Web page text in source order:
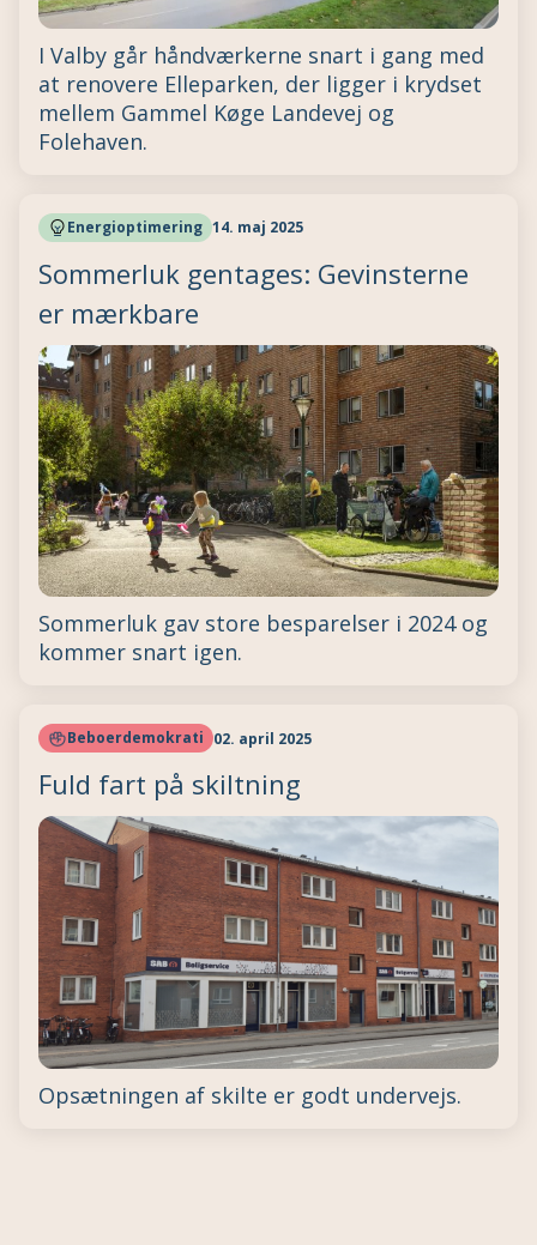
I Valby går håndværkerne snart i gang med
at renovere Elleparken, der ligger i krydset
mellem Gammel Køge Landevej og
Folehaven.
Energioptimering 14. maj 2025
Sommerluk gentages: Gevinsterne
er mærkbare
Sommerluk gav store besparelser i 2024 og
kommer snart igen.
Beboerdemokrati 02. april 2025
Fuld fart på skiltning
Opsætningen af skilte er godt undervejs.